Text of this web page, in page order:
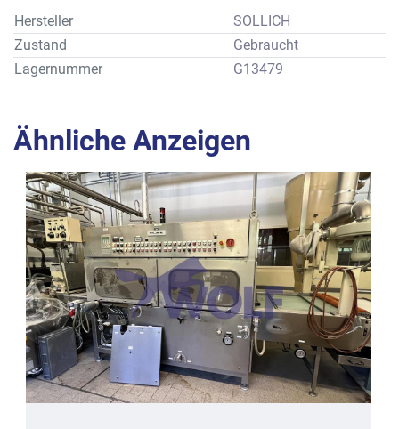
Hersteller
SOLLICH
Zustand
Gebraucht
Lagernummer
G13479
Ähnliche Anzeigen